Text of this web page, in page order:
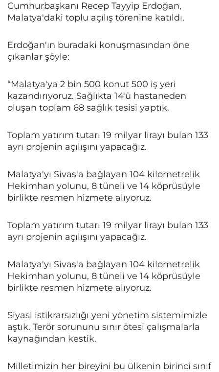
Cumhurbaşkanı Recep Tayyip Erdoğan,
Malatya'daki toplu açılış törenine katıldı.
Erdoğan'ın buradaki konuşmasından öne
çıkanlar şöyle:
“Malatya'ya 2 bin 500 konut 500 iş yeri
kazandırıyoruz. Sağlıkta 14'ü hastaneden
oluşan toplam 68 sağlık tesisi yaptık.
Toplam yatırım tutarı 19 milyar lirayı bulan 133
ayrı projenin açılışını yapacağız.
Malatya'yı Sivas'a bağlayan 104 kilometrelik
Hekimhan yolunu, 8 tüneli ve 14 köprüsüyle
birlikte resmen hizmete alıyoruz.
Toplam yatırım tutarı 19 milyar lirayı bulan 133
ayrı projenin açılışını yapacağız.
Malatya'yı Sivas'a bağlayan 104 kilometrelik
Hekimhan yolunu, 8 tüneli ve 14 köprüsüyle
birlikte resmen hizmete alıyoruz.
Siyasi istikrarsızlığı yeni yönetim sistemimizle
aştık. Terör sorununu sınır ötesi çalışmalarla
kaynağından kestik.
Milletimizin her bireyini bu ülkenin birinci sınıf